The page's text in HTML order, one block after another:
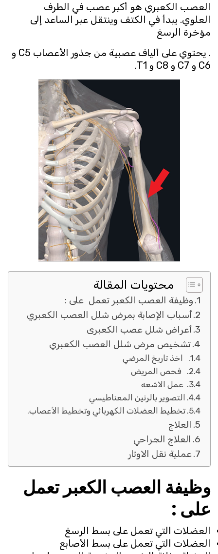
العصب الكعبري هو أكبر عصب في الطرف
العلوي. يبدأ في الكتف وينتقل عبر الساعد إلى
مؤخرة الرسغ
. يحتوي على ألياف عصبية من جذور الأعصاب C5 و
C6 و C7 و C8 و T1.
محتويات المقالة
وظيفة العصب الكعبر تعمل على :
أسباب الإصابة بمرض شلل العصب الكعبري
أعراض شلل عصب الكعبرى
تشخيص مرض شلل العصب الكعبري
اخذ تاريخ المرضي
فحص المريض
عمل الاشعه
التصوير بالرنين المعناطيسي
تخطيط العضلات الكهربائي وتخطيط الأعصاب.
العلاج
العلاج الجراحي
عملية نقل الاوتار
وظيفة العصب الكعبر تعمل
على :
العضلات التي تعمل على بسط الرسغ
العضلات التي تعمل على بسط الأصابع